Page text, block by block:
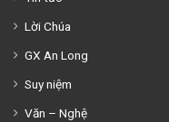
Lời Chúa
GX An Long
Suy niệm
Văn – Nghệ